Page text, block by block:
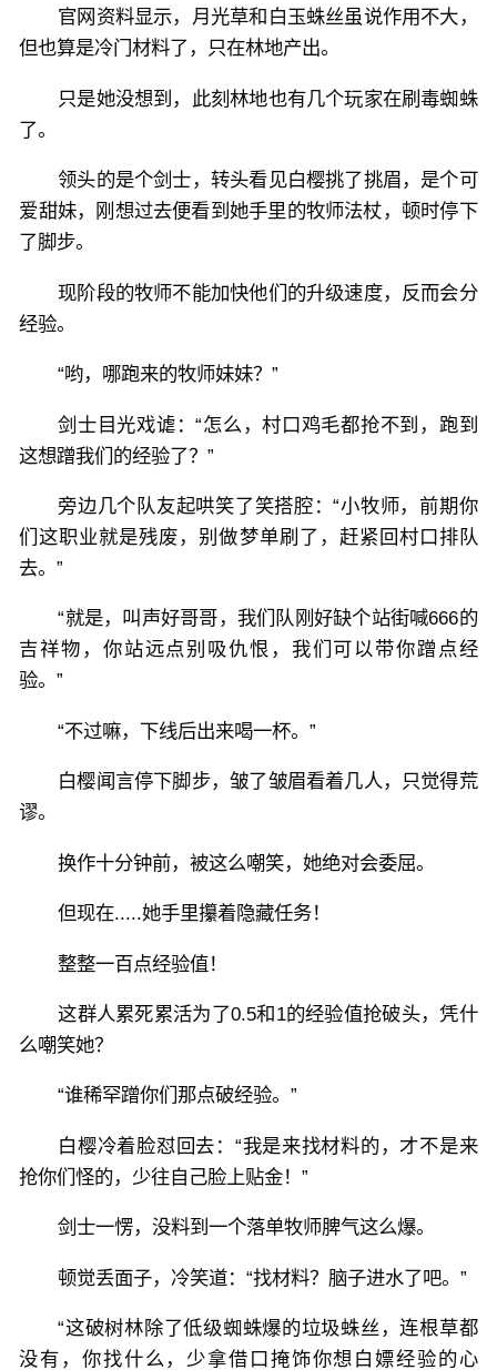
官网资料显示，月光草和白玉蛛丝虽说作用不大，
但也算是冷门材料了，只在林地产出。
只是她没想到，此刻林地也有几个玩家在刷毒蜘蛛
了。
领头的是个剑士，转头看见白樱挑了挑眉，是个可
爱甜妹，刚想过去便看到她手里的牧师法杖，顿时停下
了脚步。
现阶段的牧师不能加快他们的升级速度，反而会分
经验。
“哟，哪跑来的牧师妹妹？”
剑士目光戏谑：“怎么，村口鸡毛都抢不到，跑到
这想蹭我们的经验了？”
旁边几个队友起哄笑了笑搭腔：“小牧师，前期你
们这职业就是残废，别做梦单刷了，赶紧回村口排队
去。”
“就是，叫声好哥哥，我们队刚好缺个站街喊666的
吉祥物，你站远点别吸仇恨，我们可以带你蹭点经
验。”
“不过嘛，下线后出来喝一杯。”
白樱闻言停下脚步，皱了皱眉看着几人，只觉得荒
谬。
换作十分钟前，被这么嘲笑，她绝对会委屈。
但现在.....她手里攥着隐藏任务！
整整一百点经验值！
这群人累死累活为了0.5和1的经验值抢破头，凭什
么嘲笑她？
“谁稀罕蹭你们那点破经验。”
白樱冷着脸怼回去：“我是来找材料的，才不是来
抢你们怪的，少往自己脸上贴金！”
剑士一愣，没料到一个落单牧师脾气这么爆。
顿觉丢面子，冷笑道：“找材料？脑子进水了吧。”
“这破树林除了低级蜘蛛爆的垃圾蛛丝，连根草都
没有，你找什么，少拿借口掩饰你想白嫖经验的心